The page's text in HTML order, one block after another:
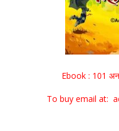
Ebook : 101
To buy email at: